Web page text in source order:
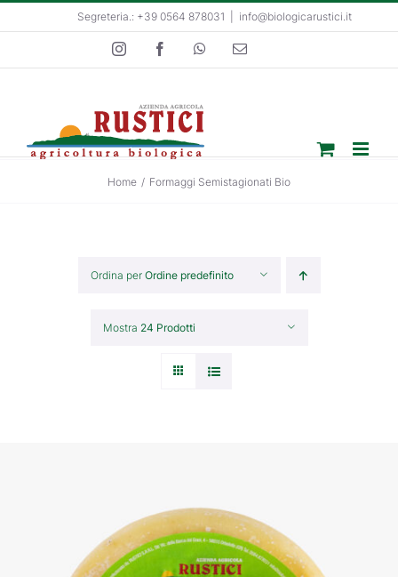
al
Segreteria.: +39 0564 878031 info@biologicarustici.it
InstagramFacebookWhatsApp
Email
Home / Formaggi Semistagionati Bio
Ordina perOrdine predefinito
Mostra 24 Prodotti